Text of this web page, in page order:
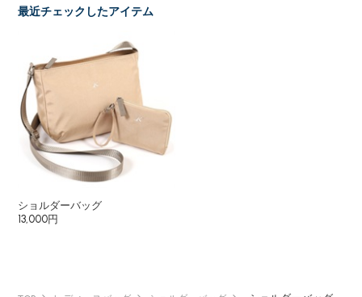
最近チェックしたアイテム
ショルダーバッグ
13,000円